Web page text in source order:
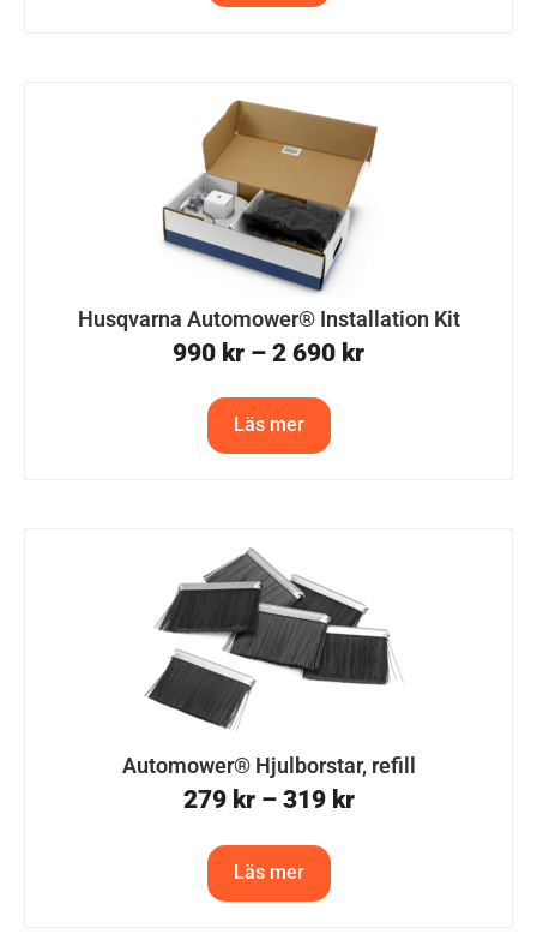
Husqvarna Automower® Installation Kit
990 kr – 2 690 kr
Läs mer
Automower® Hjulborstar, refill
279 kr – 319 kr
Läs mer